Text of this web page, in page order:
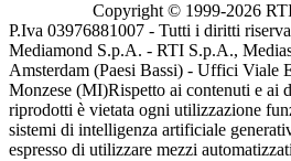
Copyright © 1999-2026
P.Iva 03976881007 - Tutti i diritti
Mediamond S.p.A. - RTI S.p.A.,
Amsterdam (Paesi Bassi) - Uffici Viale
Monzese (MI)Rispetto ai contenuti e ai
riprodotti è vietata ogni utilizzazione
sistemi di intelligenza artificiale
espresso di utilizzare mezzi